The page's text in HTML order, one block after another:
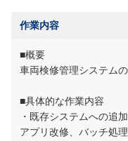
作業内容
■概要
車両検修管理システム
■具体的な作業内容
・既存システムへの追
アプリ改修、バッチ処